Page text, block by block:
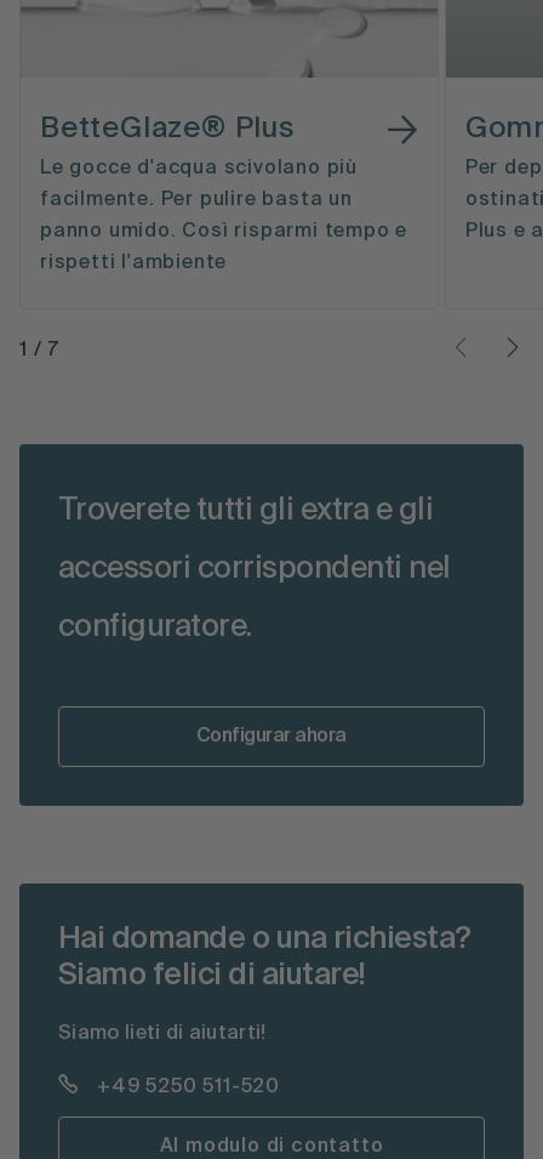
BetteGlaze® Plus
Le gocce d'acqua scivolano più
facilmente. Per pulire basta un
panno umido. Così risparmi tempo e
rispetti l'ambiente
Per
Plus e
1 / 7
Troverete tutti gli extra e gli
accessori corrispondenti nel
configuratore.
Configurar ahora
Hai domande o una richiesta?
Siamo felici di aiutare!
Siamo lieti di aiutarti!
+49 5250 511-520
Al modulo di contatto